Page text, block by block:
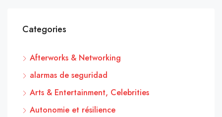
Categories
Afterworks & Networking
alarmas de seguridad
Arts & Entertainment, Celebrities
Autonomie et résilience